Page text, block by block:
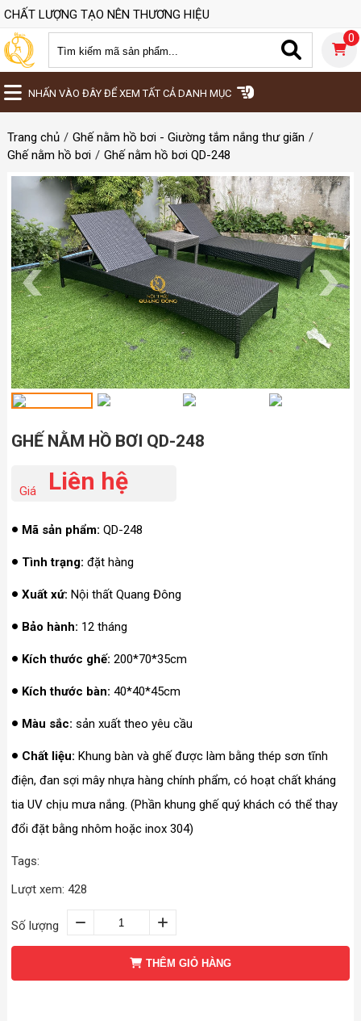
CHẤT LƯỢNG TẠO NÊN THƯƠNG HIỆU
0
NHẤN VÀO ĐÂY ĐỂ XEM TẤT CẢ DANH MỤC
Trang chủ
Ghế nằm hồ bơi - Giường tắm nắng thư giãn
Ghế nằm hồ bơi
Ghế nằm hồ bơi QD-248
GHẾ NẰM HỒ BƠI QD-248
Giá Liên hệ
Mã sản phẩm: QD-248
Tình trạng: đặt hàng
Xuất xứ: Nội thất Quang Đông
Bảo hành: 12 tháng
Kích thước ghế: 200*70*35cm
Kích thước bàn: 40*40*45cm
Màu sắc: sản xuất theo yêu cầu
Chất liệu: Khung bàn và ghế được làm bằng thép sơn tĩnh
điện, đan sợi mây nhựa hàng chính phẩm, có hoạt chất kháng
tia UV chịu mưa nắng. (Phần khung ghế quý khách có thể thay
đổi đặt bằng nhôm hoặc inox 304)
Tags:
Lượt xem: 428
Số lượng
THÊM GIỎ HÀNG